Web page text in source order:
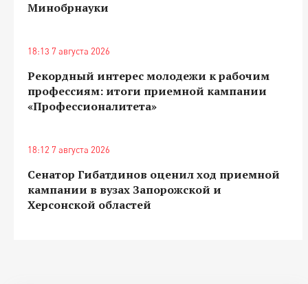
Минобрнауки
18:13 7 августа 2026
Рекордный интерес молодежи к рабочим
профессиям: итоги приемной кампании
«Профессионалитета»
18:12 7 августа 2026
Сенатор Гибатдинов оценил ход приемной
кампании в вузах Запорожской и
Херсонской областей